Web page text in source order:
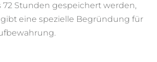
72 Stunden gespeichert werden,
gibt eine spezielle Begründung für